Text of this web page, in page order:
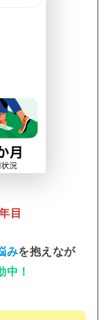
目
みを抱えなが
中！